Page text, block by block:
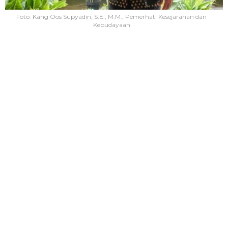
Foto: Kang Oos Supyadin, S.E., M.M., Pemerhati Kesejarahan dan
Kebudayaan